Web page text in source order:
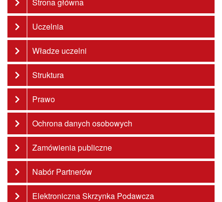
Uczelnia
Władze uczelni
Struktura
Prawo
Ochrona danych osobowych
Zamówienia publiczne
Nabór Partnerów
Elektroniczna Skrzynka Podawcza